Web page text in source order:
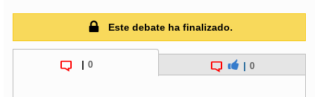
Este debate ha finalizado.
0 0